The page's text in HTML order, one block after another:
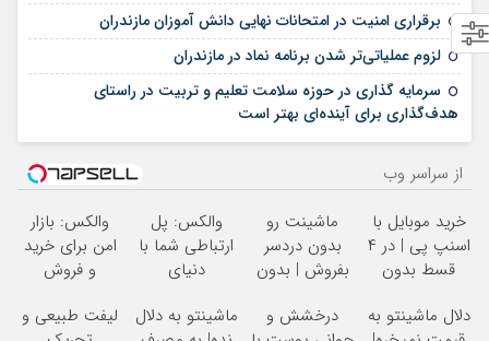
برقراری امنیت در امتحانات نهایی دانش آموزان مازندران
لزوم عملیاتی‌تر شدن برنامه نماد در مازندران
سرمایه گذاری در حوزه سلامت تعلیم و تربیت در راستای
هدف‌گذاری برای آینده‌ای بهتر است
از سراسر وب
خرید موبایل با
اسنپ پی | در ۴
قسط بدون
ماشینت رو
بدون دردسر
بفروش | بدون
والکس: پل
ارتباطی شما با
دنیای
دیجیتال
والکس: بازار
امن برای خرید
و فروش
دیجیتال
دلال ماشینتو به
درخشش و
ماشینتو به دلال
لیفت طبیعی و